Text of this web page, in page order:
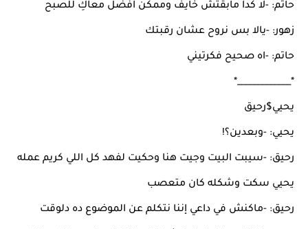
حاتم: -لا كدا مابقتش خايف وممكن افضل معاكِ للصبح
زهور: -يالا بس نروح عشان رقبتك
حاتم: -اه صحيح فكرتيني
*_____________*
يحيي$رحيق
يحيي: -وبعدين؟!
رحيق: -سيبت البيت وجيت هنا وحكيت لفهد كل اللي كريم عمله
يحيي سكت وشكله كان متعصب
رحيق: -ماكنش في داعي إننا نتكلم عن الموضوع ده دلوقت